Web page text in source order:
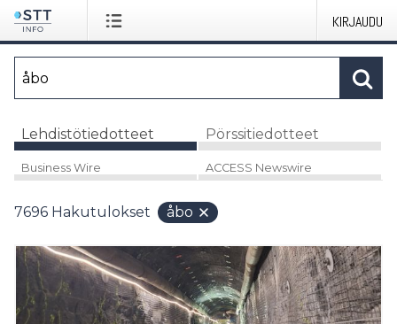
KIRJAUDU
Lehdistötiedotteet Pörssitiedotteet
Business Wire ACCESS Newswire
7696 Hakutulokset åbo